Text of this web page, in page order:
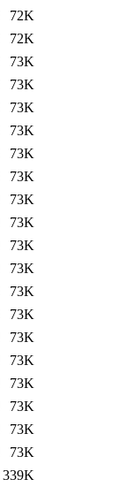
72K
72K
73K
73K
73K
73K
73K
73K
73K
73K
73K
73K
73K
73K
73K
73K
73K
73K
73K
73K
339K